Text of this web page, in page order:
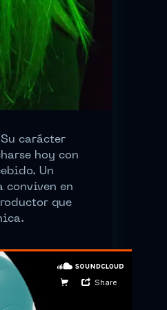
carácter
hoy con
Un
conviven en
que